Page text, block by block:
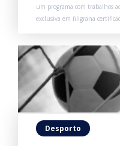
um programa com trabalhos
exclusiva em filigrana
Desporto